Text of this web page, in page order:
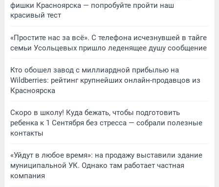
фишки Красноярска — попробуйте пройти наш
красивый тест
«Простите нас за всё». С телефона исчезнувшей в тайге
семьи Усольцевых пришло леденящее душу сообщение
Кто обошел завод с миллиардной прибылью на
Wildberries: рейтинг крупнейших онлайн-продавцов из
Красноярска
Скоро в школу! Куда бежать, чтобы подготовить
ребенка к 1 Сентября без стресса — собрали полезные
контакты
«Уйдут в любое время»: на продажу выставили здание
муниципальной УК. Однако там работает частная
компания